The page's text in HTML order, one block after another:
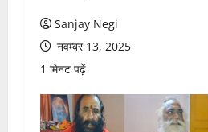
Sanjay Negi
नवम्बर 13, 2025
1 मिनट पढ़ें